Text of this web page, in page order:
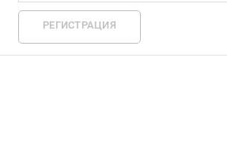
РЕГИСТРАЦИЯ